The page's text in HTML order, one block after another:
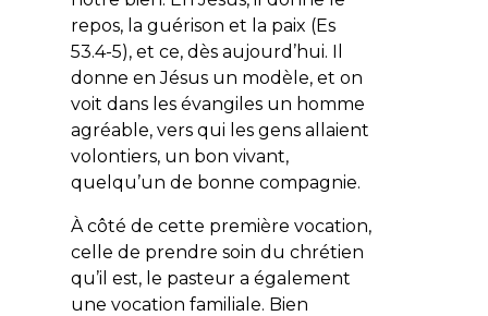
repos, la guérison et la paix (Es
53.4-5), et ce, dès aujourd’hui. Il
donne en Jésus un modèle, et on
voit dans les évangiles un homme
agréable, vers qui les gens allaient
volontiers, un bon vivant,
quelqu’un de bonne compagnie.
À côté de cette première vocation,
celle de prendre soin du chrétien
qu’il est, le pasteur a également
une vocation familiale. Bien